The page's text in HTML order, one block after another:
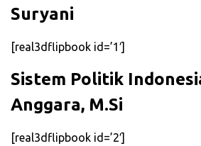
Suryani
[real3dflipbook id=’1′]
Sistem Politik
Anggara, M.Si
[real3dflipbook id=’2′]